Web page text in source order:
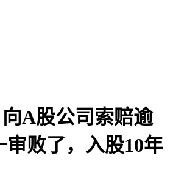
A股公司索赔逾
审败了，入股10年